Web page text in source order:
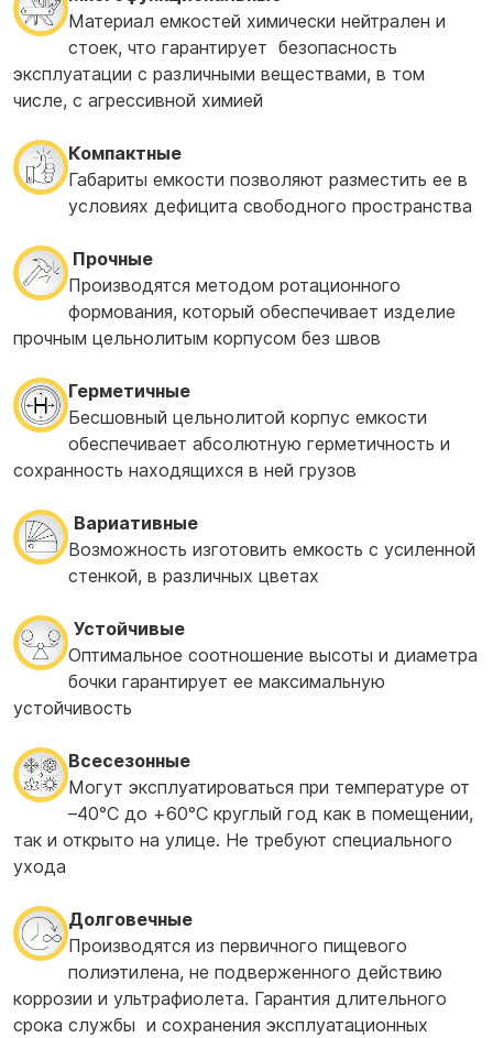
Материал емкостей химически нейтрален и
стоек, что гарантирует безопасность
эксплуатации с различными веществами, в том
числе, с агрессивной химией
Компактные
Габариты емкости позволяют разместить ее в
условиях дефицита свободного пространства
Прочные
Производятся методом ротационного
формования, который обеспечивает изделие
прочным цельнолитым корпусом без швов
Герметичные
Бесшовный цельнолитой корпус емкости
обеспечивает абсолютную герметичность и
сохранность находящихся в ней грузов
Вариативные
Возможность изготовить емкость с усиленной
стенкой, в различных цветах
Устойчивые
Оптимальное соотношение высоты и диаметра
бочки гарантирует ее максимальную
устойчивость
Всесезонные
Могут эксплуатироваться при температуре от
–40°С до +60°С круглый год как в помещении,
так и открыто на улице. Не требуют специального
ухода
Долговечные
Производятся из первичного пищевого
полиэтилена, не подверженного действию
коррозии и ультрафиолета. Гарантия длительного
срока службы и сохранения эксплуатационных